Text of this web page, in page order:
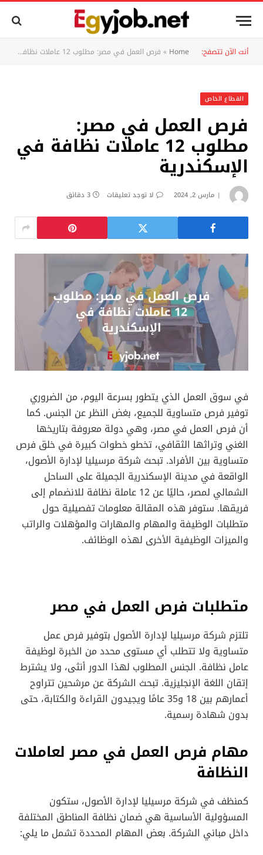
أنت الآن تتصفح: Home
» فرص العمل في مصر: مطلوب 12 عاملات نظافة في الإسكندرية
القطاع الخاص
فرص العمل في مصر:
مطلوب 12 عاملات نظافة في
الإسكندرية
مارس 2, 2024 لا توجد تعليقات 3 دقائق
في سوق العمل الذي يتطور بسرعة اليوم، من الضروري
توفير فرص متساوية للجميع، بغض النظر عن الجنس. كما
أن فرص العمل في مصر، وهي دولة معروفة بتاريخها
الغني وتراثها الثقافي، تخطو خطوات كبيرة في خلق فرص
متساوية بين الأفراد. تبحث شركة مرسيليا لإدارة الأصول،
الواقعة في مدينة الإسكندرية الجميلة على الساحل
الشمالي لمصر، حاليًا عن 12 عاملة نظافة للانضمام إلى
فريقها. ستوفر هذه المقالة معلومات تفصيلية حول
متطلبات الوظيفة والمهام والمهارات والمؤهلات والراتب
والميزات الوظيفية الأخرى لهذه الوظائف.
متطلبات فرص العمل في مصر
تلتزم شركة مرسيليا لإدارة الأصول بتوفير فرص عمل
متساوية ولا تتطلب أي مستوى محدد من الخبرة لوظيفة
عامل نظافة. الجنس المطلوب لهذا الدور أنثى، ولا يشترط
إتقان اللغة الإنجليزية. تبحث الشركة عن مرشحين تتراوح
أعمارهم بين 18 و35 عامًا ويجيدون القراءة والكتابة، حتى
بدون شهادة رسمية.
مهام فرص العمل في مصر لعاملات
النظافة
كمنظف في شركة مرسيليا لإدارة الأصول، ستكون
المسؤولية الأساسية هي ضمان نظافة المناطق المختلفة
داخل مباني الشركة. بعض المهام المحددة تشمل ما يلي: